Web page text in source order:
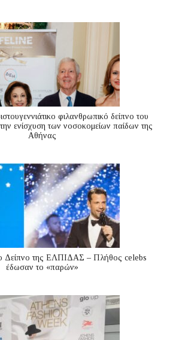
φιλανθρωπικό δείπνο του
ενίσχυση των νοσοκομείων παίδων της
Αθήνας
Δείπνο της ΕΛΠΙΔΑΣ – Πλήθος celebs
έδωσαν το «παρών»